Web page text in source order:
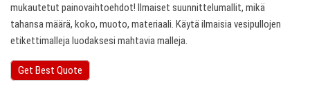
mukautetut painovaihtoehdot! Ilmaiset suunnittelumallit, mikä
tahansa määrä, koko, muoto, materiaali. Käytä ilmaisia vesipullojen
etikettimalleja luodaksesi mahtavia malleja.
Get Best Quote